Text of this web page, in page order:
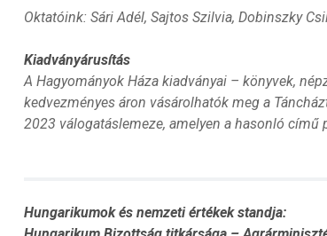
Oktatóink: Sári Adél, Sajtos Szilvia, Dobinszky
Kiadványárusítás
A Hagyományok Háza kiadványai – könyvek,
kedvezményes áron vásárolhatók meg a
2023 válogatáslemeze, amelyen a hasonló című
Hungarikumok és nemzeti értékek standja: